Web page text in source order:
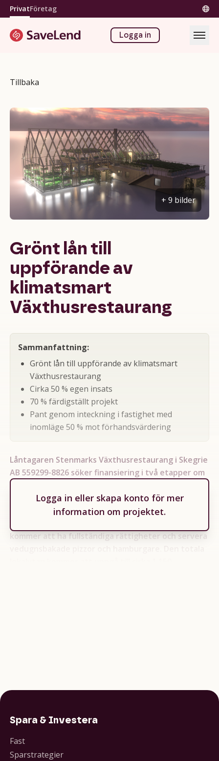
PrivatFöretag
Logga in
Tillbaka
Grönt lån till
uppförande av
klimatsmart
Växthusrestaurang
Sammanfattning:
Grönt lån till uppförande av klimatsmart
Växthusrestaurang
Cirka 50 % egen insats
70 % färdigställt projekt
Pant genom inteckning i fastighet med
inomläge 50 % mot förhandsvärdering
Låntagaren Stenmarks Växthusrestaurang i Skegrie
AB 559299-8826 söker finansiering i två etapper om
totalt 5 250 000 SEK för att färdigställa byggnation
på fastigheten Trelleborg Skegrie 41:46.
Fastigheten kommer efter färdigställande att
kommer att ha fullständiga rättigheter och servera
Logga in eller skapa konto för mer
information om projektet.
Spara & Investera
Fast
Sparstrategier